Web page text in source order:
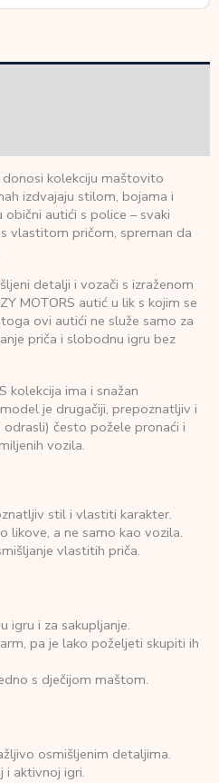
donosi kolekciju maštovito
izdvajaju stilom, bojama i
autići s police – svaki
vlastitom pričom, spreman da
detalji i vozači s izraženom
MOTORS autić u lik s kojim se
ovi autići ne služe samo za
priča i slobodnu igru bez
kolekcija ima i snažan
je drugačiji, prepoznatljiv i
često požele pronaći i
vozila.
stil i vlastiti karakter.
likove, a ne samo kao vozila.
vlastitih priča.
igru i za sakupljanje.
pa je lako poželjeti skupiti ih
s dječijom maštom.
osmišljenim detaljima.
i aktivnoj igri.